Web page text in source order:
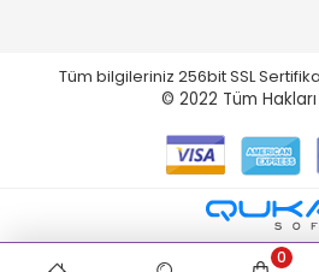
Tüm bilgileriniz 256bit SSL
© 2022 Tüm Hakları
0